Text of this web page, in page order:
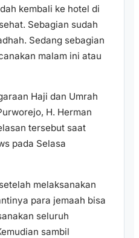
kembali ke hotel di
Sebagian sudah
Sedang sebagian
malam ini atau
Haji dan Umrah
H. Herman
tersebut saat
pada Selasa
melaksanakan
para jemaah bisa
seluruh
sambil